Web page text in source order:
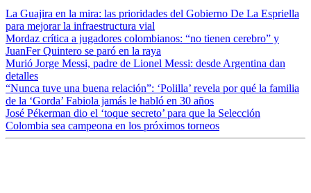
La Guajira en la mira: las prioridades del Gobierno De La Espriella
para mejorar la infraestructura vial
Mordaz crítica a jugadores colombianos: “no tienen cerebro” y
JuanFer Quintero se paró en la raya
Murió Jorge Messi, padre de Lionel Messi: desde Argentina dan
detalles
“Nunca tuve una buena relación”: ‘Polilla’ revela por qué la familia
de la ‘Gorda’ Fabiola jamás le habló en 30 años
José Pékerman dio el ‘toque secreto’ para que la Selección
Colombia sea campeona en los próximos torneos